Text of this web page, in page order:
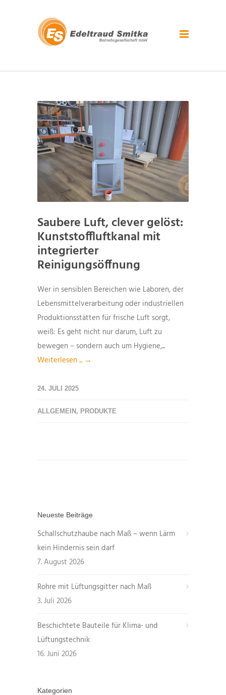
Saubere Luft, clever gelöst:
Kunststoffluftkanal mit
integrierter
Reinigungsöffnung
Wer in sensiblen Bereichen wie Laboren, der
Lebensmittelverarbeitung oder industriellen
Produktionsstätten für frische Luft sorgt,
weiß: Es geht nicht nur darum, Luft zu
bewegen – sondern auch um Hygiene,...
Weiterlesen ... →
24. JULI 2025
ALLGEMEIN , PRODUKTE
Neueste Beiträge
Schallschutzhaube nach Maß – wenn Lärm
kein Hindernis sein darf
7. August 2026
Rohre mit Lüftungsgitter nach Maß
3. Juli 2026
Beschichtete Bauteile für Klima- und
Lüftungstechnik
16. Juni 2026
Kategorien